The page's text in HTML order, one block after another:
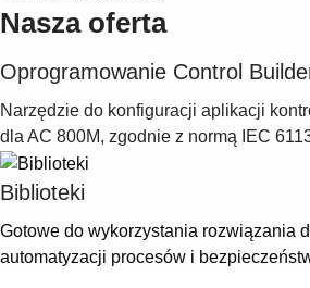
Suggestions
Products
See more products
Shopping list preview
0
Nasza oferta
Oprogramowanie Control
Narzędzie do konfiguracji aplikacji
dla AC 800M, zgodnie z normą IEC
Biblioteki
Gotowe do wykorzystania rozwiązania
automatyzacji procesów i